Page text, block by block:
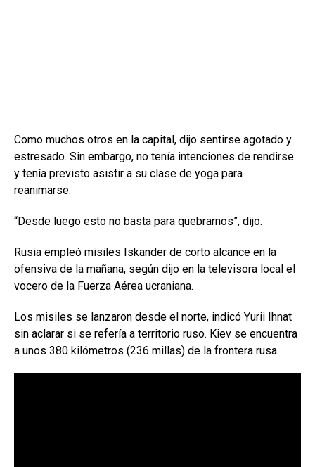
Como muchos otros en la capital, dijo sentirse agotado y
estresado. Sin embargo, no tenía intenciones de rendirse
y tenía previsto asistir a su clase de yoga para
reanimarse.
“Desde luego esto no basta para quebrarnos”, dijo.
Rusia empleó misiles Iskander de corto alcance en la
ofensiva de la mañana, según dijo en la televisora local el
vocero de la Fuerza Aérea ucraniana.
Los misiles se lanzaron desde el norte, indicó Yurii Ihnat
sin aclarar si se refería a territorio ruso. Kiev se encuentra
a unos 380 kilómetros (236 millas) de la frontera rusa.